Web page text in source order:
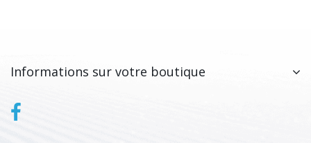
Informations sur votre boutique